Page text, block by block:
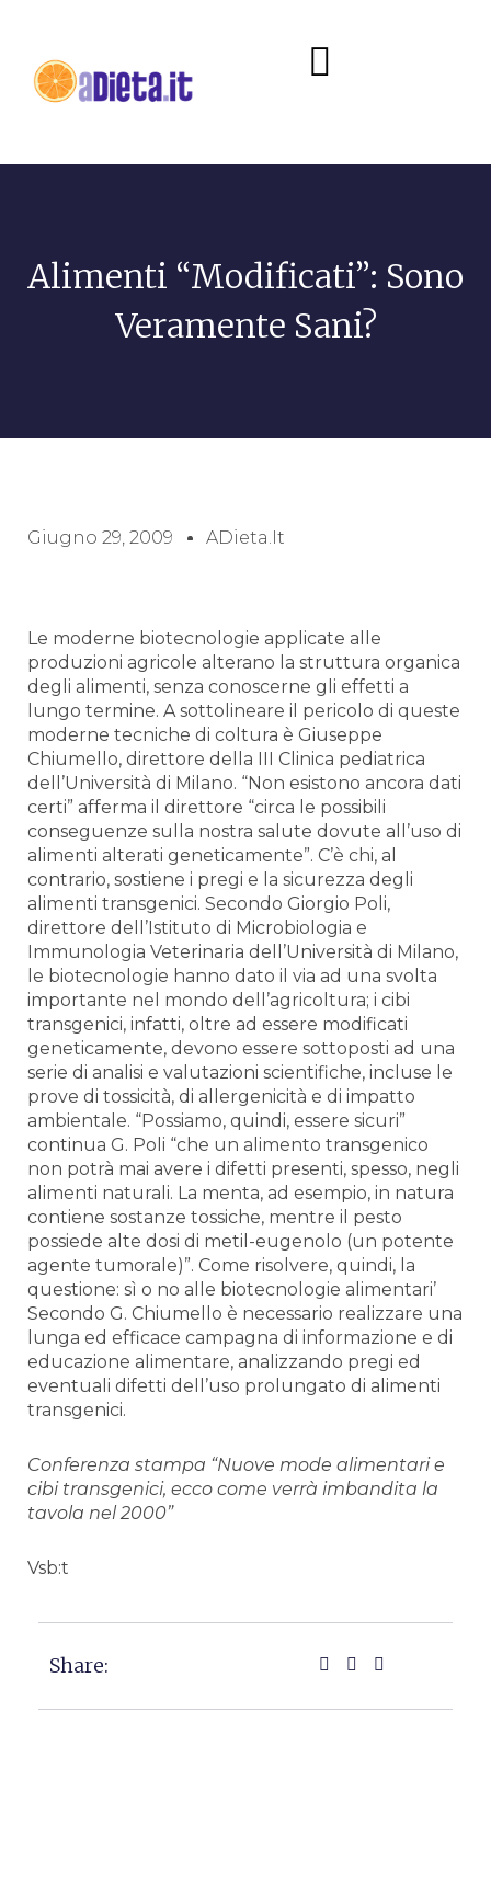
Alimenti “modificati”: Sono
Veramente Sani?
Giugno 29, 2009 ADieta.it
Le moderne biotecnologie applicate alle
produzioni agricole alterano la struttura organica
degli alimenti, senza conoscerne gli effetti a
lungo termine. A sottolineare il pericolo di queste
moderne tecniche di coltura è Giuseppe
Chiumello, direttore della III Clinica pediatrica
dell’Università di Milano. “Non esistono ancora dati
certi” afferma il direttore “circa le possibili
conseguenze sulla nostra salute dovute all’uso di
alimenti alterati geneticamente”. C’è chi, al
contrario, sostiene i pregi e la sicurezza degli
alimenti transgenici. Secondo Giorgio Poli,
direttore dell’Istituto di Microbiologia e
Immunologia Veterinaria dell’Università di Milano,
le biotecnologie hanno dato il via ad una svolta
importante nel mondo dell’agricoltura; i cibi
transgenici, infatti, oltre ad essere modificati
geneticamente, devono essere sottoposti ad una
serie di analisi e valutazioni scientifiche, incluse le
prove di tossicità, di allergenicità e di impatto
ambientale. “Possiamo, quindi, essere sicuri”
continua G. Poli “che un alimento transgenico
non potrà mai avere i difetti presenti, spesso, negli
alimenti naturali. La menta, ad esempio, in natura
contiene sostanze tossiche, mentre il pesto
possiede alte dosi di metil-eugenolo (un potente
agente tumorale)”. Come risolvere, quindi, la
questione: sì o no alle biotecnologie alimentari’
Secondo G. Chiumello è necessario realizzare una
lunga ed efficace campagna di informazione e di
educazione alimentare, analizzando pregi ed
eventuali difetti dell’uso prolungato di alimenti
transgenici.
Conferenza stampa “Nuove mode alimentari e
cibi transgenici, ecco come verrà imbandita la
tavola nel 2000”
Vsb:t
Share: